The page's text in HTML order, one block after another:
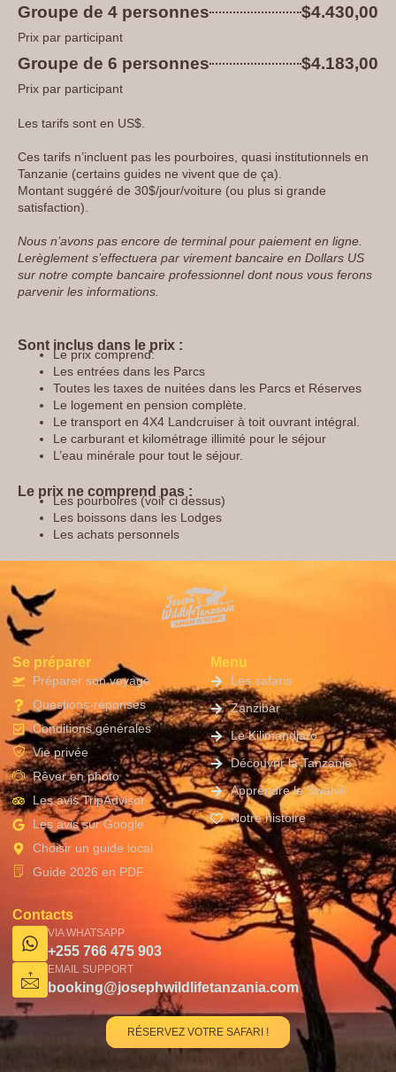
Groupe de 4 personnes $4.430,00
Prix par participant
Groupe de 6 personnes $4.183,00
Prix par participant
Les tarifs sont en US$.
Ces tarifs n’incluent pas les pourboires, quasi institutionnels en
Tanzanie (certains guides ne vivent que de ça).
Montant suggéré de 30$/jour/voiture (ou plus si grande
satisfaction).
Nous n’avons pas encore de terminal pour paiement en ligne.
Lerèglement s’effectuera par virement bancaire en Dollars US
sur notre compte bancaire professionnel dont nous vous ferons
parvenir les informations.
Sont inclus dans le prix :
Le prix comprend:
Les entrées dans les Parcs
Toutes les taxes de nuitées dans les Parcs et Réserves
Le logement en pension complète.
Le transport en 4X4 Landcruiser à toit ouvrant intégral.
Le carburant et kilométrage illimité pour le séjour
L’eau minérale pour tout le séjour.
Le prix ne comprend pas :
Les pourboires (voir ci dessus)
Les boissons dans les Lodges
Les achats personnels
Se préparer
Préparer son voyage
Questions-réponses
Conditions générales
Vie privée
Rêver en photo
Les avis TripAdvisor
Les avis sur Google
Choisir un guide local
Guide 2026 en PDF
Menu
Les safaris
Zanzibar
Le Kilimandjaro
Découvrir la Tanzanie
Apprendre le Swahili
Notre histoire
Contacts
VIA WHATSAPP
+255 766 475 903
EMAIL SUPPORT
booking@josephwildlifetanzania.com
RÉSERVEZ VOTRE SAFARI !